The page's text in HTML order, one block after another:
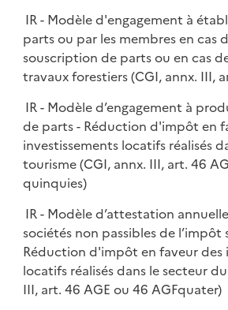
IR - Modèle d'engagement à
parts ou par les membres en cas
souscription de parts ou en cas
travaux forestiers (CGI, annx. III,
IR - Modèle d’engagement à
de parts - Réduction d'impôt en
investissements locatifs réalisés
tourisme (CGI, annx. III, art. 46
quinquies)
IR - Modèle d’attestation
sociétés non passibles de l’impôt
Réduction d'impôt en faveur des
locatifs réalisés dans le secteur
III, art. 46 AGE ou 46 AGFquater)